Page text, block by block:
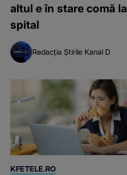
altul e în stare comă la
spital
Redacția Știrile Kanal D
KFETELE.RO